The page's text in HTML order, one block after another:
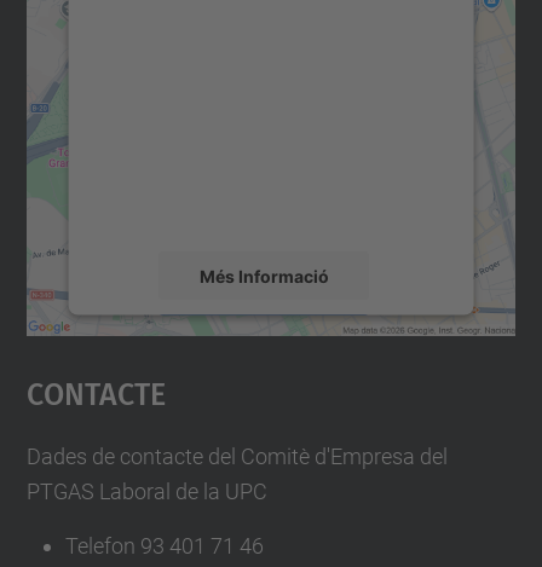
Més Informació
Accepta
powered by
Contacte
Dades de contacte del Comitè d'Empresa del
PTGAS Laboral de la UPC
Telefon 93 401 71 46